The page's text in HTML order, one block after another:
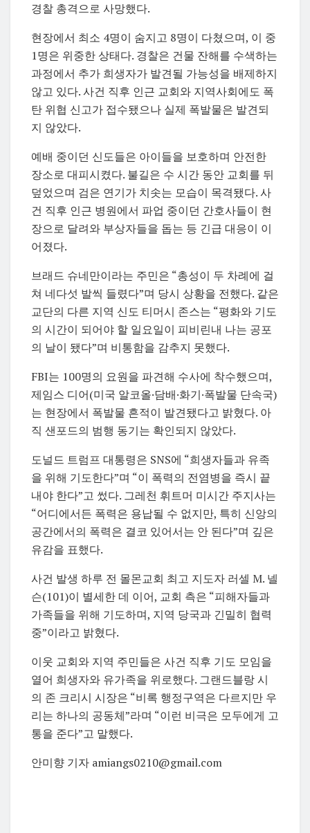
경찰 총격으로 사망했다.
현장에서 최소 4명이 숨지고 8명이 다쳤으며, 이 중
1명은 위중한 상태다. 경찰은 건물 잔해를 수색하는
과정에서 추가 희생자가 발견될 가능성을 배제하지
않고 있다. 사건 직후 인근 교회와 지역사회에도 폭
탄 위협 신고가 접수됐으나 실제 폭발물은 발견되
지 않았다.
예배 중이던 신도들은 아이들을 보호하며 안전한
장소로 대피시켰다. 불길은 수 시간 동안 교회를 뒤
덮었으며 검은 연기가 치솟는 모습이 목격됐다. 사
건 직후 인근 병원에서 파업 중이던 간호사들이 현
장으로 달려와 부상자들을 돕는 등 긴급 대응이 이
어졌다.
브래드 슈네만이라는 주민은 “총성이 두 차례에 걸
쳐 네다섯 발씩 들렸다”며 당시 상황을 전했다. 같은
교단의 다른 지역 신도 티머시 존스는 “평화와 기도
의 시간이 되어야 할 일요일이 피비린내 나는 공포
의 날이 됐다”며 비통함을 감추지 못했다.
FBI는 100명의 요원을 파견해 수사에 착수했으며,
제임스 디어(미국 알코올·담배·화기·폭발물 단속국)
는 현장에서 폭발물 흔적이 발견됐다고 밝혔다. 아
직 샌포드의 범행 동기는 확인되지 않았다.
도널드 트럼프 대통령은 SNS에 “희생자들과 유족
을 위해 기도한다”며 “이 폭력의 전염병을 즉시 끝
내야 한다”고 썼다. 그레천 휘트머 미시간 주지사는
“어디에서든 폭력은 용납될 수 없지만, 특히 신앙의
공간에서의 폭력은 결코 있어서는 안 된다”며 깊은
유감을 표했다.
사건 발생 하루 전 몰몬교회 최고 지도자 러셀 M. 넬
슨(101)이 별세한 데 이어, 교회 측은 “피해자들과
가족들을 위해 기도하며, 지역 당국과 긴밀히 협력
중”이라고 밝혔다.
이웃 교회와 지역 주민들은 사건 직후 기도 모임을
열어 희생자와 유가족을 위로했다. 그랜드블랑 시
의 존 크리시 시장은 “비록 행정구역은 다르지만 우
리는 하나의 공동체”라며 “이런 비극은 모두에게 고
통을 준다”고 말했다.
안미향 기자 amiangs0210@gmail.com